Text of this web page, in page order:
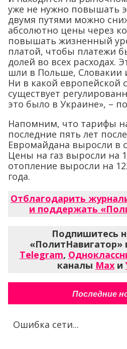
уже не нужно повышать
двумя путями можно
абсолютно цены через
повышать жизненный
платой, чтобы платежи
долей во всех расходах.
шли в Польше, Словакии
Ни в какой европейской
существует
это было в Украине», –
Напомним, что тарифы
последние пять лет
Евромайдана выросли в
Цены на газ выросли на
отопление выросли на
года.
Отблагодарить
и поддержать
Подпишитесь
«ПолитНавигатор»
Telegram,
каналы Max и
Последние
Ошибка сети...